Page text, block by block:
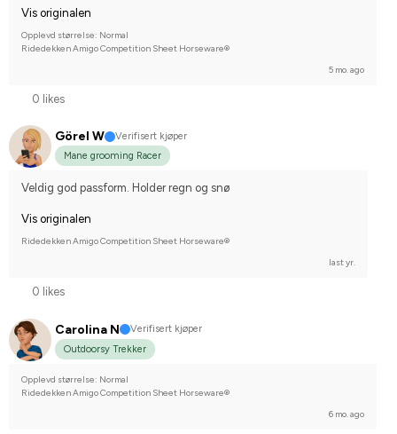
Vis originalen
Opplevd størrelse: Normal
Ridedekken Amigo Competition Sheet Horseware®
5 mo. ago
0 likes
Görel W
Verifisert kjøper
Mane grooming Racer
Veldig god passform. Holder regn og snø
Vis originalen
Ridedekken Amigo Competition Sheet Horseware®
last yr.
0 likes
Carolina N
Verifisert kjøper
Outdoorsy Trekker
Opplevd størrelse: Normal
Ridedekken Amigo Competition Sheet Horseware®
6 mo. ago